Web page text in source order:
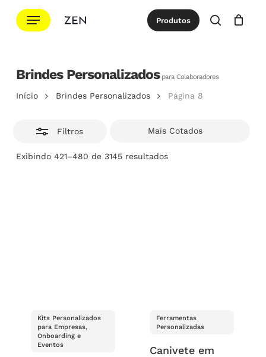
para
principal
Menu Produtos
procurar
Cotação Close
Brindes Personalizadospara Colaboradores
Início Brindes Personalizados Página 8
Filtros
Exibindo 421–480 de 3145 resultadosClassificado
Kits Personalizados
para Empresas,
Onboarding e
Eventos
Ferramentas
Personalizadas
Canivete em